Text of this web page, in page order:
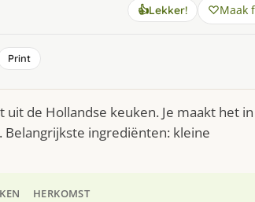
👍Lekker! Maak
Print
de Hollandse keuken. Je maakt het in
ingrediënten: kleine
HERKOMST